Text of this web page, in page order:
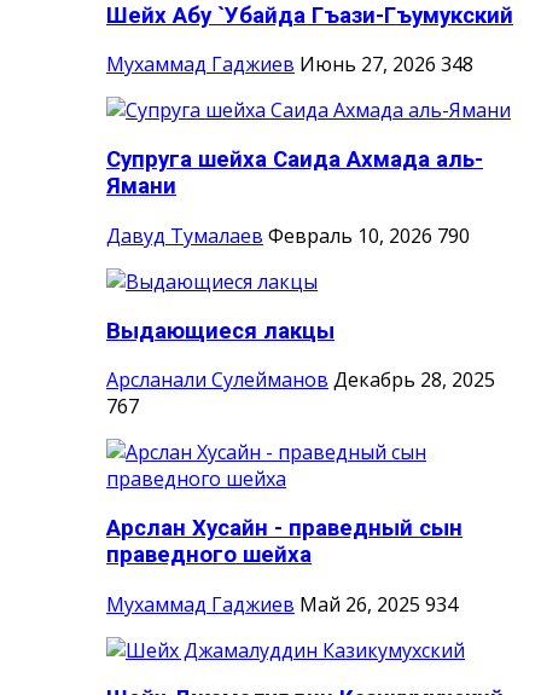
Шейх Абу `Убайда Гъази-Гъумукский
Мухаммад Гаджиев Июнь 27, 2026 348
Супруга шейха Саида Ахмада аль-
Ямани
Давуд Тумалаев Февраль 10, 2026 790
Выдающиеся лакцы
Арсланали Сулейманов Декабрь 28, 2025
767
Арслан Хусайн - праведный сын
праведного шейха
Мухаммад Гаджиев Май 26, 2025 934